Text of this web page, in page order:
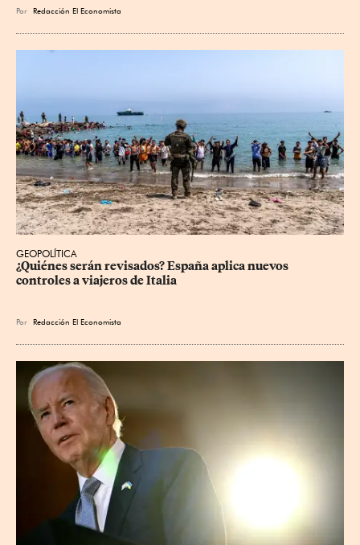
Por Redacción El Economista
GEOPOLÍTICA
¿Quiénes serán revisados? España aplica nuevos
controles a viajeros de Italia
Por Redacción El Economista